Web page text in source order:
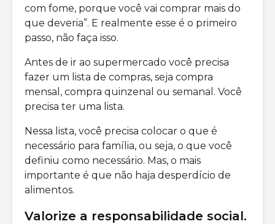
com fome, porque você vai comprar mais do
que deveria”. E realmente esse é o primeiro
passo, não faça isso.
Antes de ir ao supermercado você precisa
fazer um lista de compras, seja compra
mensal, compra quinzenal ou semanal. Você
precisa ter uma lista.
Nessa lista, você precisa colocar o que é
necessário para família, ou seja, o que você
definiu como necessário. Mas, o mais
importante é que não haja desperdício de
alimentos.
Valorize a responsabilidade social.